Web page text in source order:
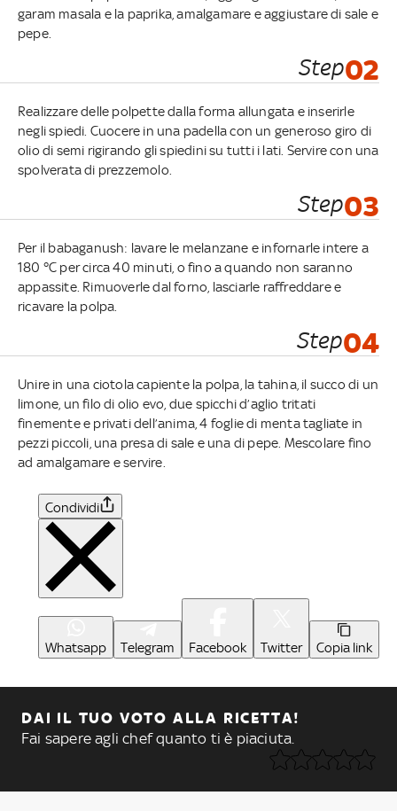
garam masala e la paprika, amalgamare e aggiustare di sale e
pepe.
Step02
Realizzare delle polpette dalla forma allungata e inserirle
negli spiedi. Cuocere in una padella con un generoso giro di
olio di semi rigirando gli spiedini su tutti i lati. Servire con una
spolverata di prezzemolo.
Step03
Per il babaganush: lavare le melanzane e infornarle intere a
180 °C per circa 40 minuti, o fino a quando non saranno
appassite. Rimuoverle dal forno, lasciarle raffreddare e
ricavare la polpa.
Step04
Unire in una ciotola capiente la polpa, la tahina, il succo di un
limone, un filo di olio evo, due spicchi d’aglio tritati
finemente e privati dell’anima, 4 foglie di menta tagliate in
pezzi piccoli, una presa di sale e una di pepe. Mescolare fino
ad amalgamare e servire.
Condividi
Whatsapp Telegram Facebook Twitter Copia link
DAI IL TUO VOTO ALLA RICETTA!
Fai sapere agli chef quanto ti è piaciuta.